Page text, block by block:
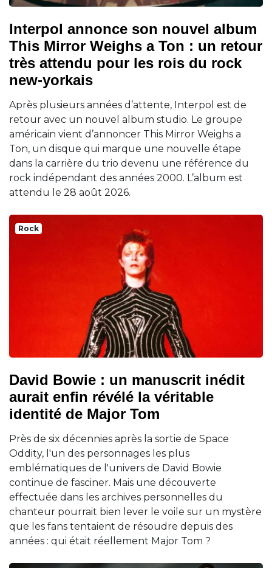
Interpol annonce son nouvel album
This Mirror Weighs a Ton : un retour
très attendu pour les rois du rock
new-yorkais
Après plusieurs années d’attente, Interpol est de
retour avec un nouvel album studio. Le groupe
américain vient d’annoncer This Mirror Weighs a
Ton, un disque qui marque une nouvelle étape
dans la carrière du trio devenu une référence du
rock indépendant des années 2000. L’album est
attendu le 28 août 2026.
Rock
David Bowie : un manuscrit inédit
aurait enfin révélé la véritable
identité de Major Tom
Près de six décennies après la sortie de Space
Oddity, l'un des personnages les plus
emblématiques de l'univers de David Bowie
continue de fasciner. Mais une découverte
effectuée dans les archives personnelles du
chanteur pourrait bien lever le voile sur un mystère
que les fans tentaient de résoudre depuis des
années : qui était réellement Major Tom ?